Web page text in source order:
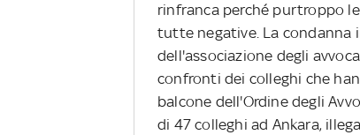
rinfranca perché purtroppo
tutte negative. La condanna
dell'associazione degli
confronti dei colleghi che
balcone dell'Ordine degli
di 47 colleghi ad Ankara,